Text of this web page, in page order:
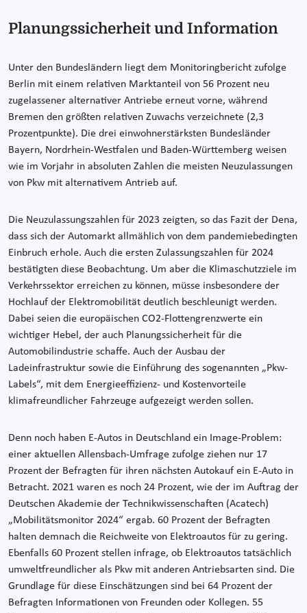
Planungssicherheit und Information
Unter den Bundesländern liegt dem Monitoringbericht zufolge
Berlin mit einem relativen Marktanteil von 56 Prozent neu
zugelassener alternativer Antriebe erneut vorne, während
Bremen den größten relativen Zuwachs verzeichnete (2,3
Prozentpunkte). Die drei einwohnerstärksten Bundesländer
Bayern, Nordrhein-Westfalen und Baden-Württemberg weisen
wie im Vorjahr in absoluten Zahlen die meisten Neuzulassungen
von Pkw mit alternativem Antrieb auf.
Die Neuzulassungszahlen für 2023 zeigten, so das Fazit der Dena,
dass sich der Automarkt allmählich von dem pandemiebedingten
Einbruch erhole. Auch die ersten Zulassungszahlen für 2024
bestätigten diese Beobachtung. Um aber die Klimaschutzziele im
Verkehrssektor erreichen zu können, müsse insbesondere der
Hochlauf der Elektromobilität deutlich beschleunigt werden.
Dabei seien die europäischen CO2-Flottengrenzwerte ein
wichtiger Hebel, der auch Planungssicherheit für die
Automobilindustrie schaffe. Auch der Ausbau der
Ladeinfrastruktur sowie die Einführung des sogenannten „Pkw-
Labels“, mit dem Energieeffizienz- und Kostenvorteile
klimafreundlicher Fahrzeuge aufgezeigt werden sollen.
Denn noch haben E-Autos in Deutschland ein Image-Problem:
einer aktuellen Allensbach-Umfrage zufolge ziehen nur 17
Prozent der Befragten für ihren nächsten Autokauf ein E-Auto in
Betracht. 2021 waren es noch 24 Prozent, wie der im Auftrag der
Deutschen Akademie der Technikwissenschaften (Acatech)
„Mobilitätsmonitor 2024“ ergab. 60 Prozent der Befragten
halten demnach die Reichweite von Elektroautos für zu gering.
Ebenfalls 60 Prozent stellen infrage, ob Elektroautos tatsächlich
umweltfreundlicher als Pkw mit anderen Antriebsarten sind. Die
Grundlage für diese Einschätzungen sind bei 64 Prozent der
Befragten Informationen von Freunden oder Kollegen. 55